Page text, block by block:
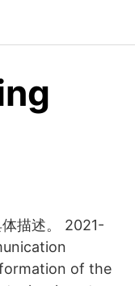
描述。 2021-
of the